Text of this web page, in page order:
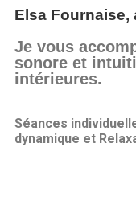
Elsa Fournaise,
Je vous
sonore et
intérieures.
Séances
dynamique et